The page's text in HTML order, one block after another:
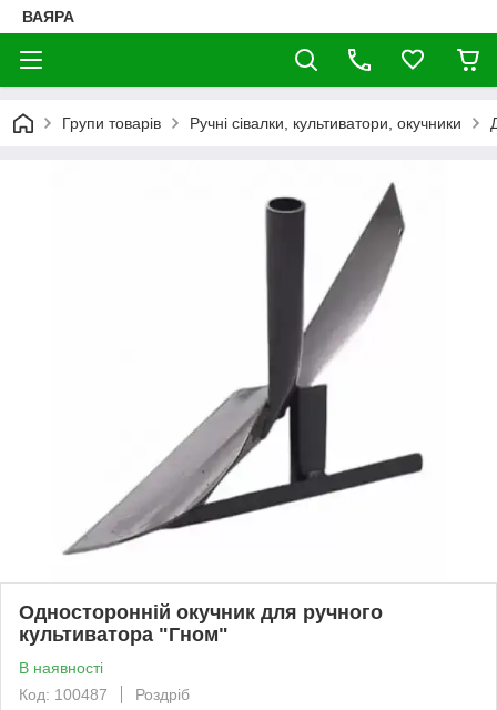
ВАЯРА
Групи товарів Ручні сівалки, культиватори, окучники
Односторонній окучник для ручного
культиватора "Гном"
В наявності
Код: 100487
Роздріб